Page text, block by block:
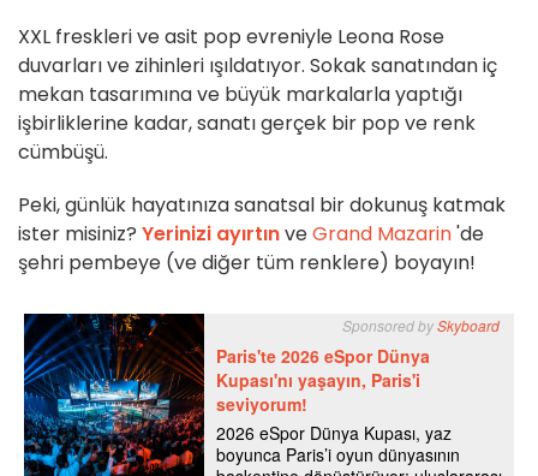
XXL freskleri ve asit pop evreniyle Leona Rose
duvarları ve zihinleri ışıldatıyor. Sokak sanatından iç
mekan tasarımına ve büyük markalarla yaptığı
işbirliklerine kadar, sanatı gerçek bir pop ve renk
cümbüşü.
Peki, günlük hayatınıza sanatsal bir dokunuş katmak
ister misiniz? Yerinizi ayırtınveGrand Mazarin'de
şehri pembeye (ve diğer tüm renklere) boyayın!